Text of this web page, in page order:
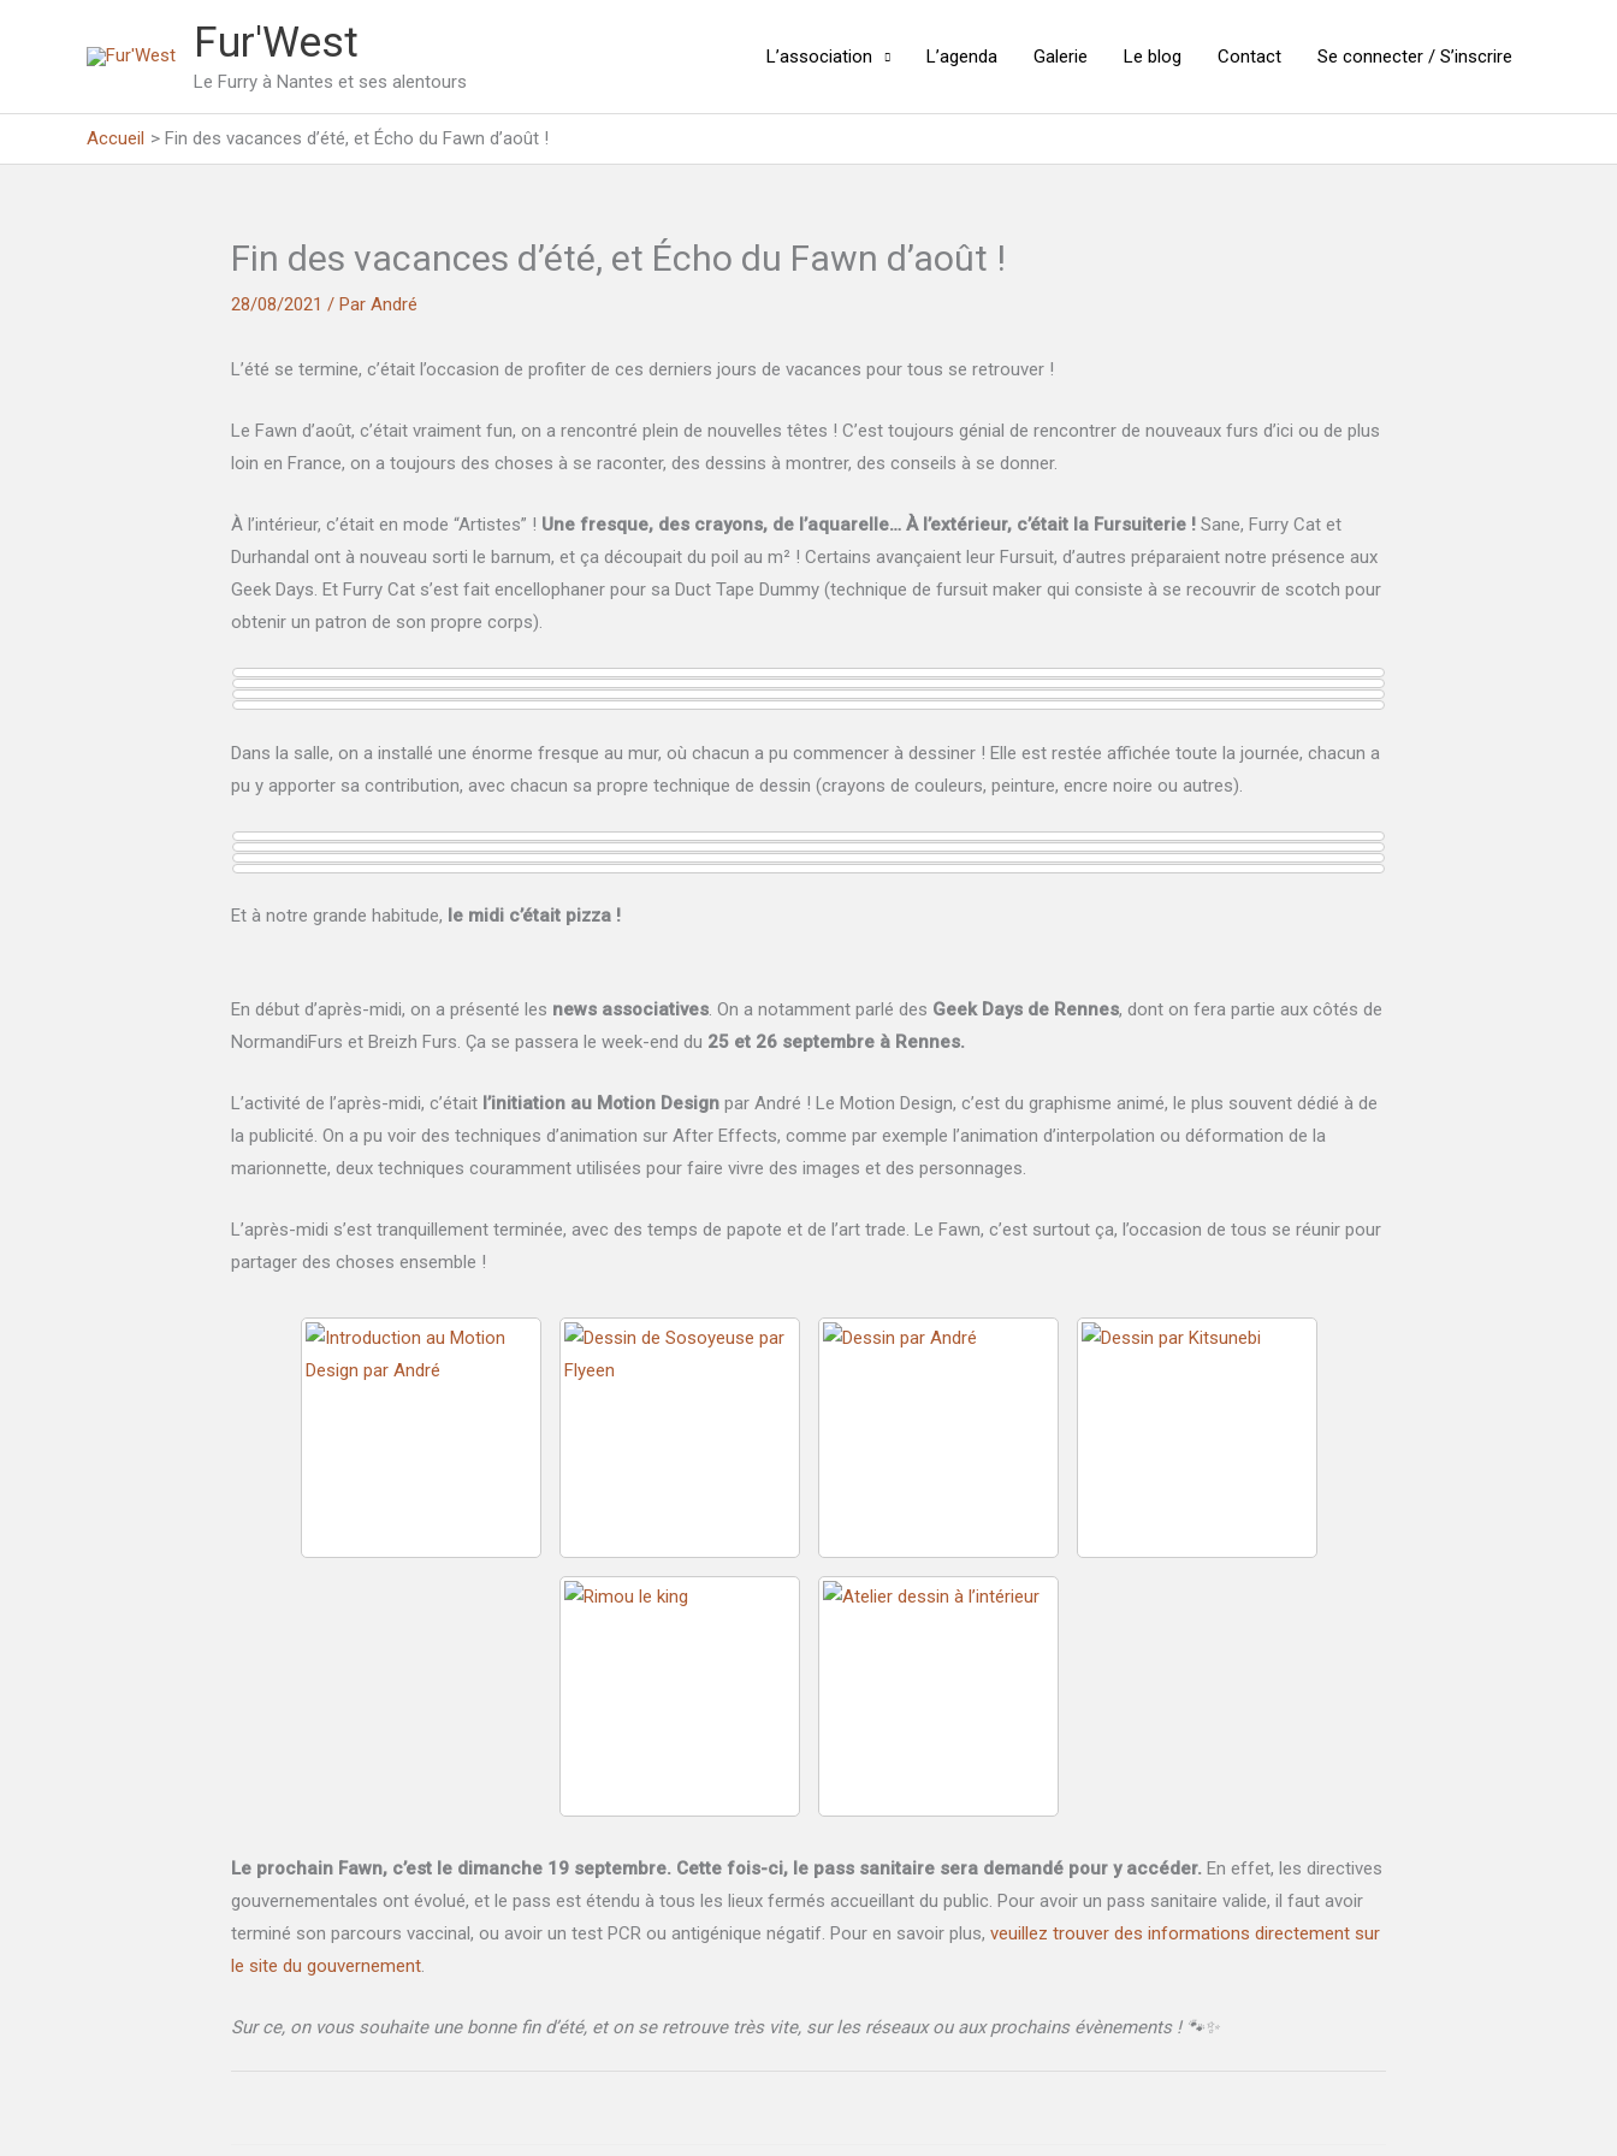
Fur'West
Le Furry à Nantes et ses alentours
L’association L’agenda Galerie Le blog Contact Se connecter / S’inscrire
Accueil Fin des vacances d’été, et Écho du Fawn d’août !
Fin des vacances d’été, et Écho du Fawn d’août !
28/08/2021 / Par André
L’été se termine, c’était l’occasion de profiter de ces derniers jours de vacances pour tous se retrouver !
Le Fawn d’août, c’était vraiment fun, on a rencontré plein de nouvelles têtes ! C’est toujours génial de rencontrer de nouveaux furs d’ici ou de plus
loin en France, on a toujours des choses à se raconter, des dessins à montrer, des conseils à se donner.
À l’intérieur, c’était en mode “Artistes” ! Une fresque, des crayons, de l’aquarelle… À l’extérieur, c’était la Fursuiterie ! Sane, Furry Cat et
Durhandal ont à nouveau sorti le barnum, et ça découpait du poil au m² ! Certains avançaient leur Fursuit, d’autres préparaient notre présence aux
Geek Days. Et Furry Cat s’est fait encellophaner pour sa Duct Tape Dummy (technique de fursuit maker qui consiste à se recouvrir de scotch pour
obtenir un patron de son propre corps).
Dans la salle, on a installé une énorme fresque au mur, où chacun a pu commencer à dessiner ! Elle est restée affichée toute la journée, chacun a
pu y apporter sa contribution, avec chacun sa propre technique de dessin (crayons de couleurs, peinture, encre noire ou autres).
Et à notre grande habitude, le midi c’était pizza !
En début d’après-midi, on a présenté les news associatives. On a notamment parlé des Geek Days de Rennes, dont on fera partie aux côtés de
NormandiFurs et Breizh Furs. Ça se passera le week-end du 25 et 26 septembre à Rennes.
L’activité de l’après-midi, c’était l’initiation au Motion Design par André ! Le Motion Design, c’est du graphisme animé, le plus souvent dédié à de
la publicité. On a pu voir des techniques d’animation sur After Effects, comme par exemple l’animation d’interpolation ou déformation de la
marionnette, deux techniques couramment utilisées pour faire vivre des images et des personnages.
L’après-midi s’est tranquillement terminée, avec des temps de papote et de l’art trade. Le Fawn, c’est surtout ça, l’occasion de tous se réunir pour
partager des choses ensemble !
Le prochain Fawn, c’est le dimanche 19 septembre. Cette fois-ci, le pass sanitaire sera demandé pour y accéder. En effet, les directives
gouvernementales ont évolué, et le pass est étendu à tous les lieux fermés accueillant du public. Pour avoir un pass sanitaire valide, il faut avoir
terminé son parcours vaccinal, ou avoir un test PCR ou antigénique négatif. Pour en savoir plus, veuillez trouver des informations directement sur
le site du gouvernement
Sur ce, on vous souhaite une bonne fin d’été, et on se retrouve très vite, sur les réseaux ou aux prochains évènements ! 🐾✨